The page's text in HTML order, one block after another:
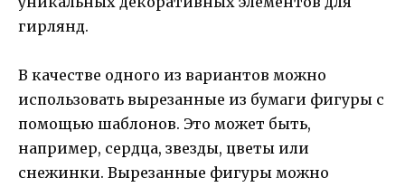
гирлянд.
В качестве одного из вариантов можно
использовать вырезанные из бумаги фигуры с
помощью шаблонов. Это может быть,
например, сердца, звезды, цветы или
снежинки. Вырезанные фигуры можно